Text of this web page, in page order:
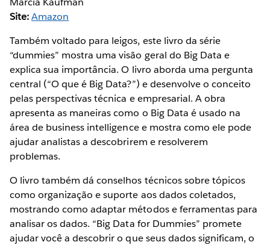
Site:Amazon
Também voltado para leigos, este livro da série
“dummies” mostra uma visão geral do Big Data e
explica sua importância. O livro aborda uma pergunta
central (“O que é Big Data?”) e desenvolve o conceito
pelas perspectivas técnica e empresarial. A obra
apresenta as maneiras como o Big Data é usado na
área de business intelligence e mostra como ele pode
ajudar analistas a descobrirem e resolverem
problemas.
O livro também dá conselhos técnicos sobre tópicos
como organização e suporte aos dados coletados,
mostrando como adaptar métodos e ferramentas para
analisar os dados. “Big Data for Dummies” promete
ajudar você a descobrir o que seus dados significam, o